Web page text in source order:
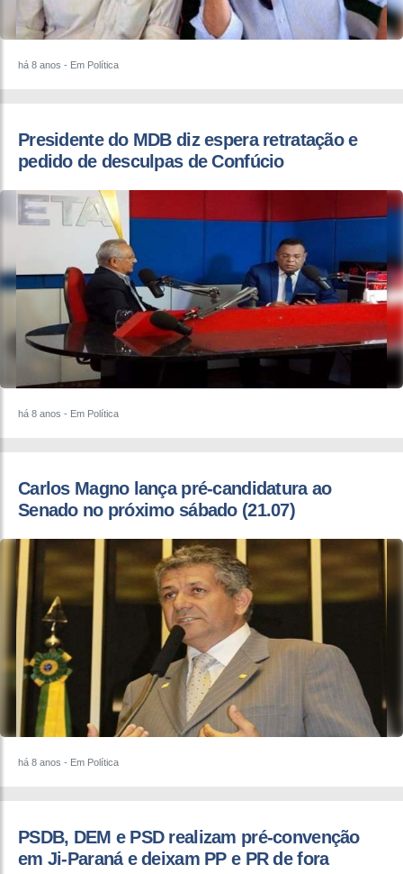
há 8 anos - Em Política
Presidente do MDB diz espera retratação e
pedido de desculpas de Confúcio
há 8 anos - Em Política
Carlos Magno lança pré-candidatura ao
Senado no próximo sábado (21.07)
há 8 anos - Em Política
PSDB, DEM e PSD realizam pré-convenção
em Ji-Paraná e deixam PP e PR de fora